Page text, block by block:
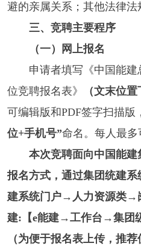
避的亲属关系；其他法律法
三、竞聘主要程序
（一）网上报名
申请者填写《中国能
位竞聘报名表》
（文末位置
可编辑版和PDF签字扫描版
位+手机号”命名。每人最多
本次竞聘面向中国能
报名方式，通过集团统建
建系统门户→人力资源类→
建:【e能建→工作台→集团
（为便于报名表上传，推荐